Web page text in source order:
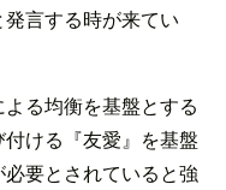
言する時が来てい
る均衡を基盤とする
ける『友愛』を基盤
要とされていると強